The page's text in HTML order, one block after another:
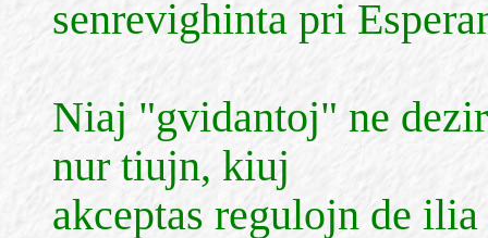
senrevighinta pri
Niaj "gvidantoj" ne
nur tiujn, kiuj
akceptas regulojn de